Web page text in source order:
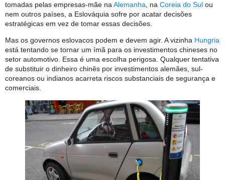
tomadas pelas empresas-mãe na Alemanha , na Coreia do Sul ou
nem outros países, a Eslováquia sofre por acatar decisões
estratégicas em vez de tomar essas decisões.
Mas os governos eslovacos podem e devem agir. A vizinha Hungria
está tentando se tornar um ímã para os investimentos chineses no
setor automotivo. Essa é uma escolha perigosa. Qualquer tentativa
de substituir o dinheiro chinês por investimentos alemães, sul-
coreanos ou indianos acarreta riscos substanciais de segurança e
comerciais.